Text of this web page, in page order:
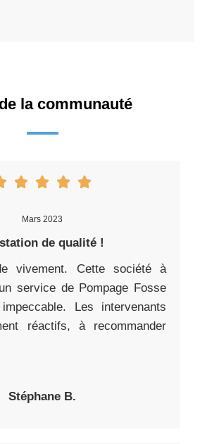
la communauté
Mars 2023
de qualité !
vivement. Cette société à
service de Pompage Fosse
Les intervenants
réactifs, à recommander
Stéphane B.